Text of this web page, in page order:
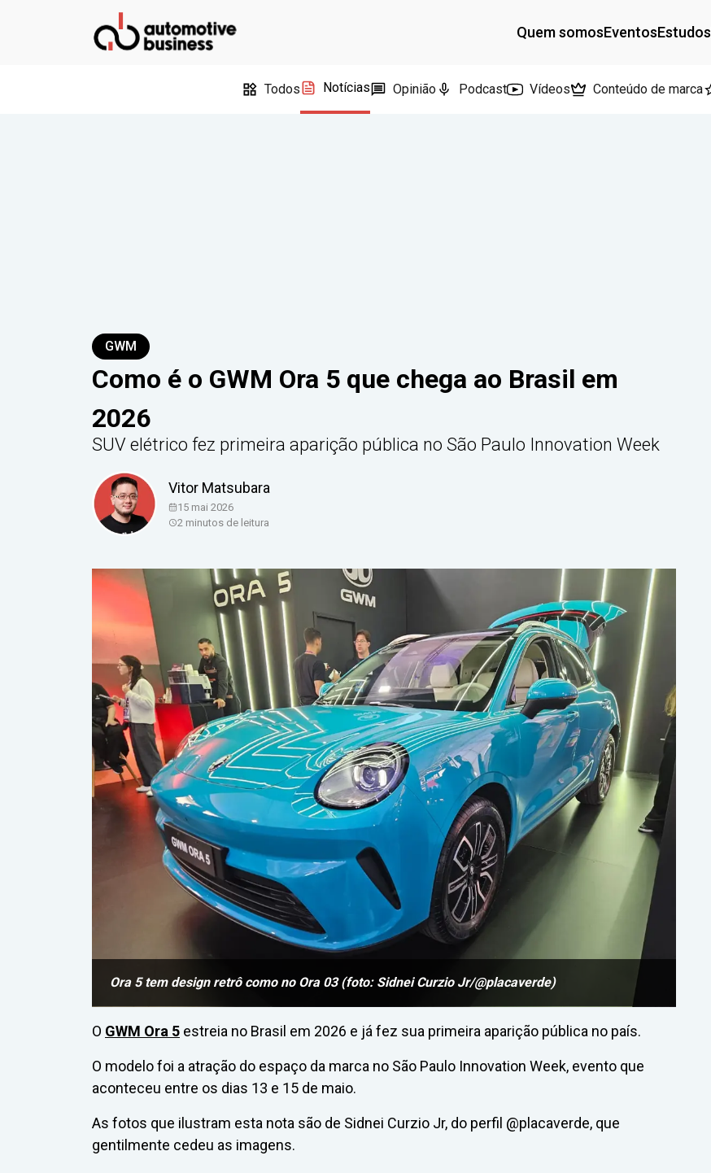
Quem somosEventosEstudos
Todos Notícias Opinião Podcast Vídeos Conteúdo de marca
GWM
Como é o GWM Ora 5 que chega ao Brasil em
2026
SUV elétrico fez primeira aparição pública no São Paulo Innovation Week
Vitor Matsubara
15 mai 2026
2 minutos de leitura
Ora 5 tem design retrô como no Ora 03 (foto: Sidnei Curzio Jr/@placaverde)
O GWM Ora 5 estreia no Brasil em 2026 e já fez sua primeira aparição pública no país.
O modelo foi a atração do espaço da marca no São Paulo Innovation Week, evento que
aconteceu entre os dias 13 e 15 de maio.
As fotos que ilustram esta nota são de Sidnei Curzio Jr, do perfil @placaverde, que
gentilmente cedeu as imagens.